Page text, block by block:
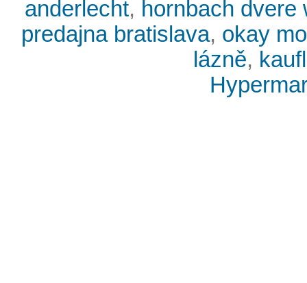
anderlecht, hornbach dvere
predajna bratislava, okay
lázně,